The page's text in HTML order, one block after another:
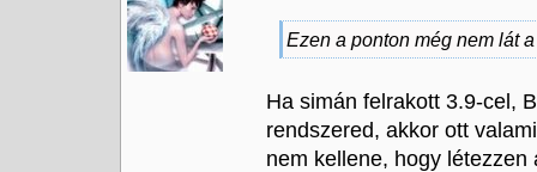
Ezen a ponton még nem lát
Ha simán felrakott 3.9-cel,
rendszered, akkor ott
nem kellene, hogy